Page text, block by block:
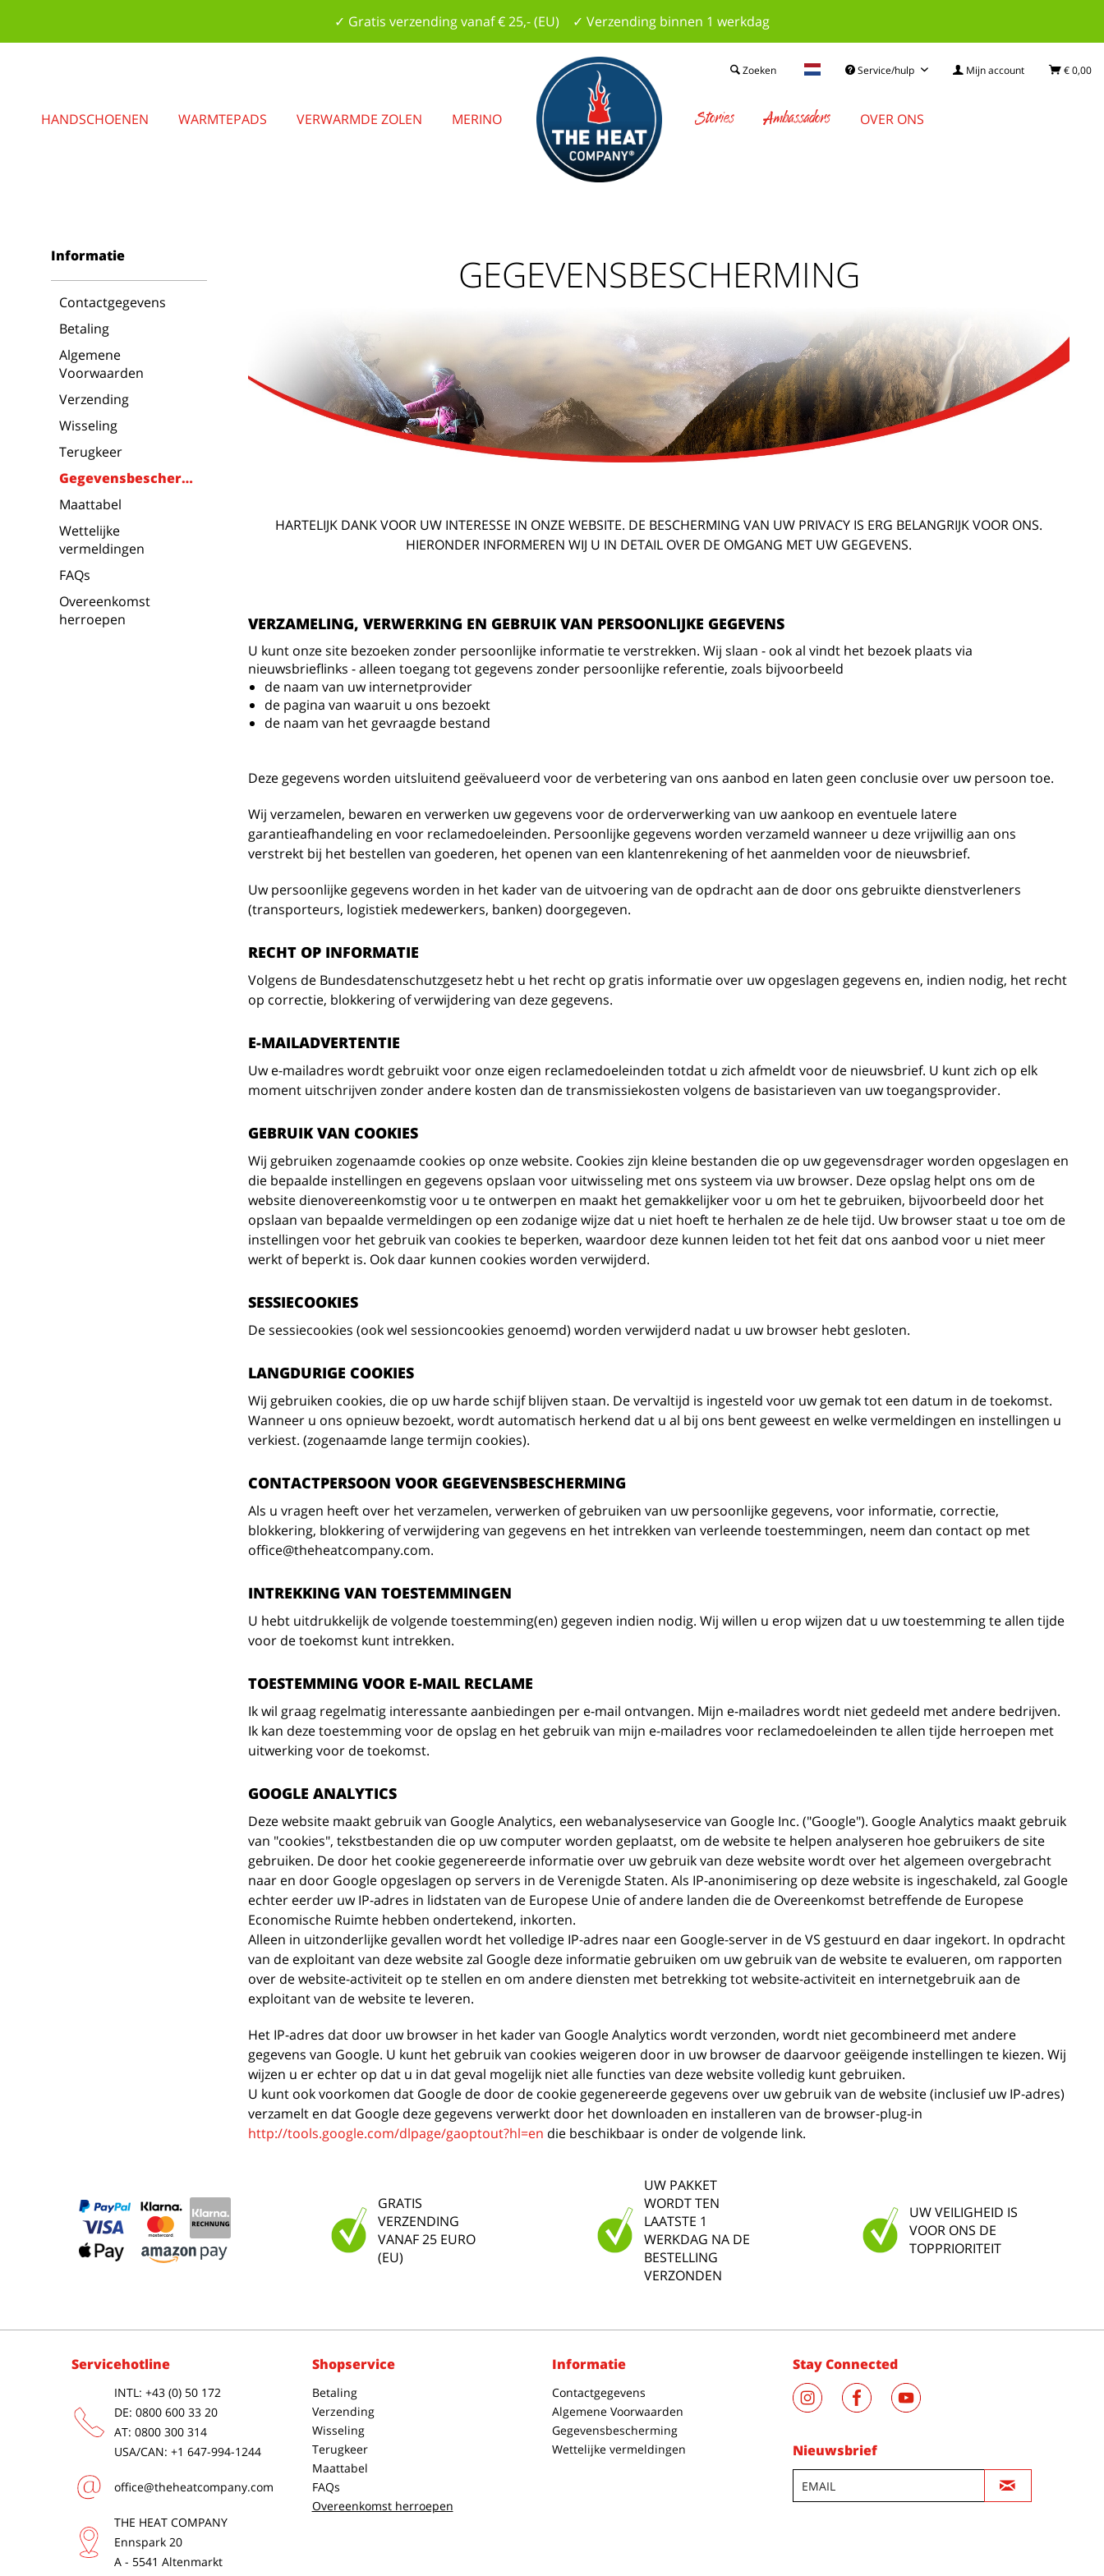
✓ Gratis verzending vanaf € 25,- (EU) ✓ Verzending binnen 1 werkdag
Service/hulp Mijn account € 0,00
Zoeken
HANDSCHOENEN WARMTEPADS VERWARMDE ZOLEN MERINO Stories Ambassadors OVER ONS
Informatie
Contactgegevens
Betaling
Algemene
Voorwaarden
Verzending
Wisseling
Terugkeer
Gegevensbescherming
Maattabel
Wettelijke
vermeldingen
FAQs
Overeenkomst
herroepen
GEGEVENSBESCHERMING
HARTELIJK DANK VOOR UW INTERESSE IN ONZE WEBSITE. DE BESCHERMING VAN UW PRIVACY IS ERG BELANGRIJK VOOR ONS.
HIERONDER INFORMEREN WIJ U IN DETAIL OVER DE OMGANG MET UW GEGEVENS.
VERZAMELING, VERWERKING EN GEBRUIK VAN PERSOONLIJKE GEGEVENS
U kunt onze site bezoeken zonder persoonlijke informatie te verstrekken. Wij slaan - ook al vindt het bezoek plaats via
nieuwsbrieflinks - alleen toegang tot gegevens zonder persoonlijke referentie, zoals bijvoorbeeld
de naam van uw internetprovider
de pagina van waaruit u ons bezoekt
de naam van het gevraagde bestand
Deze gegevens worden uitsluitend geëvalueerd voor de verbetering van ons aanbod en laten geen conclusie over uw persoon toe.
Wij verzamelen, bewaren en verwerken uw gegevens voor de orderverwerking van uw aankoop en eventuele latere
garantieafhandeling en voor reclamedoeleinden. Persoonlijke gegevens worden verzameld wanneer u deze vrijwillig aan ons
verstrekt bij het bestellen van goederen, het openen van een klantenrekening of het aanmelden voor de nieuwsbrief.
Uw persoonlijke gegevens worden in het kader van de uitvoering van de opdracht aan de door ons gebruikte dienstverleners
(transporteurs, logistiek medewerkers, banken) doorgegeven.
RECHT OP INFORMATIE
Volgens de Bundesdatenschutzgesetz hebt u het recht op gratis informatie over uw opgeslagen gegevens en, indien nodig, het recht
op correctie, blokkering of verwijdering van deze gegevens.
E-MAILADVERTENTIE
Uw e-mailadres wordt gebruikt voor onze eigen reclamedoeleinden totdat u zich afmeldt voor de nieuwsbrief. U kunt zich op elk
moment uitschrijven zonder andere kosten dan de transmissiekosten volgens de basistarieven van uw toegangsprovider.
GEBRUIK VAN COOKIES
Wij gebruiken zogenaamde cookies op onze website. Cookies zijn kleine bestanden die op uw gegevensdrager worden opgeslagen en
die bepaalde instellingen en gegevens opslaan voor uitwisseling met ons systeem via uw browser. Deze opslag helpt ons om de
website dienovereenkomstig voor u te ontwerpen en maakt het gemakkelijker voor u om het te gebruiken, bijvoorbeeld door het
opslaan van bepaalde vermeldingen op een zodanige wijze dat u niet hoeft te herhalen ze de hele tijd. Uw browser staat u toe om de
instellingen voor het gebruik van cookies te beperken, waardoor deze kunnen leiden tot het feit dat ons aanbod voor u niet meer
werkt of beperkt is. Ook daar kunnen cookies worden verwijderd.
SESSIECOOKIES
De sessiecookies (ook wel sessioncookies genoemd) worden verwijderd nadat u uw browser hebt gesloten.
LANGDURIGE COOKIES
Wij gebruiken cookies, die op uw harde schijf blijven staan. De vervaltijd is ingesteld voor uw gemak tot een datum in de toekomst.
Wanneer u ons opnieuw bezoekt, wordt automatisch herkend dat u al bij ons bent geweest en welke vermeldingen en instellingen u
verkiest. (zogenaamde lange termijn cookies).
CONTACTPERSOON VOOR GEGEVENSBESCHERMING
Als u vragen heeft over het verzamelen, verwerken of gebruiken van uw persoonlijke gegevens, voor informatie, correctie,
blokkering, blokkering of verwijdering van gegevens en het intrekken van verleende toestemmingen, neem dan contact op met
office@theheatcompany.com.
INTREKKING VAN TOESTEMMINGEN
U hebt uitdrukkelijk de volgende toestemming(en) gegeven indien nodig. Wij willen u erop wijzen dat u uw toestemming te allen tijde
voor de toekomst kunt intrekken.
TOESTEMMING VOOR E-MAIL RECLAME
Ik wil graag regelmatig interessante aanbiedingen per e-mail ontvangen. Mijn e-mailadres wordt niet gedeeld met andere bedrijven.
Ik kan deze toestemming voor de opslag en het gebruik van mijn e-mailadres voor reclamedoeleinden te allen tijde herroepen met
uitwerking voor de toekomst.
GOOGLE ANALYTICS
Deze website maakt gebruik van Google Analytics, een webanalyseservice van Google Inc. ("Google"). Google Analytics maakt gebruik
van "cookies", tekstbestanden die op uw computer worden geplaatst, om de website te helpen analyseren hoe gebruikers de site
gebruiken. De door het cookie gegenereerde informatie over uw gebruik van deze website wordt over het algemeen overgebracht
naar en door Google opgeslagen op servers in de Verenigde Staten. Als IP-anonimisering op deze website is ingeschakeld, zal Google
echter eerder uw IP-adres in lidstaten van de Europese Unie of andere landen die de Overeenkomst betreffende de Europese
Economische Ruimte hebben ondertekend, inkorten.
Alleen in uitzonderlijke gevallen wordt het volledige IP-adres naar een Google-server in de VS gestuurd en daar ingekort. In opdracht
van de exploitant van deze website zal Google deze informatie gebruiken om uw gebruik van de website te evalueren, om rapporten
over de website-activiteit op te stellen en om andere diensten met betrekking tot website-activiteit en internetgebruik aan de
exploitant van de website te leveren.
Het IP-adres dat door uw browser in het kader van Google Analytics wordt verzonden, wordt niet gecombineerd met andere
gegevens van Google. U kunt het gebruik van cookies weigeren door in uw browser de daarvoor geëigende instellingen te kiezen. Wij
wijzen u er echter op dat u in dat geval mogelijk niet alle functies van deze website volledig kunt gebruiken.
U kunt ook voorkomen dat Google de door de cookie gegenereerde gegevens over uw gebruik van de website (inclusief uw IP-adres)
verzamelt en dat Google deze gegevens verwerkt door het downloaden en installeren van de browser-plug-in
http://tools.google.com/dlpage/gaoptout?hl=en die beschikbaar is onder de volgende link.
GRATIS
VERZENDING
VANAF 25 EURO
(EU)
UW PAKKET
WORDT TEN
LAATSTE 1
WERKDAG NA DE
BESTELLING
VERZONDEN
UW VEILIGHEID IS
VOOR ONS DE
TOPPRIORITEIT
Servicehotline
INTL: +43 (0) 50 172
DE: 0800 600 33 20
AT: 0800 300 314
USA/CAN: +1 647-994-1244
office@theheatcompany.com
THE HEAT COMPANY
Ennspark 20
A - 5541 Altenmarkt
Shopservice
Betaling
Verzending
Wisseling
Terugkeer
Maattabel
FAQs
Overeenkomst herroepen
Informatie
Contactgegevens
Algemene Voorwaarden
Gegevensbescherming
Wettelijke vermeldingen
Stay Connected
Nieuwsbrief